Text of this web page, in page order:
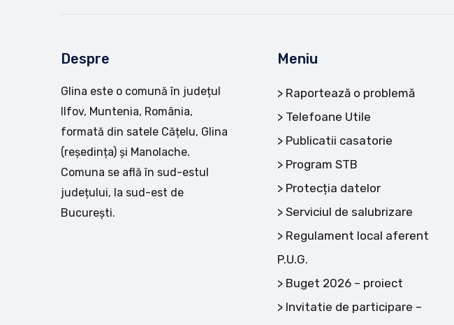
Despre
Glina este o comună în județul
Ilfov, Muntenia, România,
formată din satele Cățelu, Glina
(reședința) și Manolache.
Comuna se află în sud-estul
județului, la sud-est de
București.
Meniu
Raportează o problemă
Telefoane Utile
Publicatii casatorie
Program STB
Protecția datelor
Serviciul de salubrizare
Regulament local aferent
P.U.G.
Buget 2026 – proiect
Invitatie de participare –